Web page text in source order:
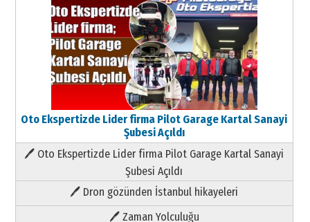
Oto Ekspertizde Lider firma Pilot Garage Kartal Sanayi
Şubesi Açıldı
🖊 Oto Ekspertizde Lider firma Pilot Garage Kartal Sanayi
Şubesi Açıldı
🖊 Dron gözünden İstanbul hikayeleri
🖊 Zaman Yolculuğu